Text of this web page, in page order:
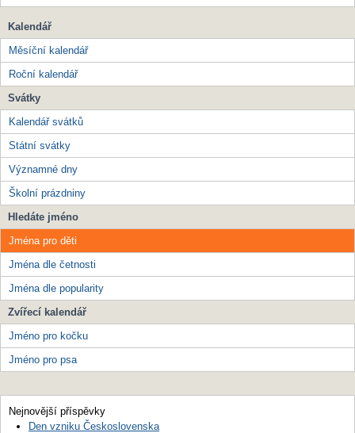
Kalendář
Měsíční kalendář
Roční kalendář
Svátky
Kalendář svátků
Státní svátky
Významné dny
Školní prázdniny
Hledáte jméno
Jména pro děti
Jména dle četnosti
Jména dle popularity
Zvířecí kalendář
Jméno pro kočku
Jméno pro psa
Nejnovější příspěvky
Den vzniku Československa